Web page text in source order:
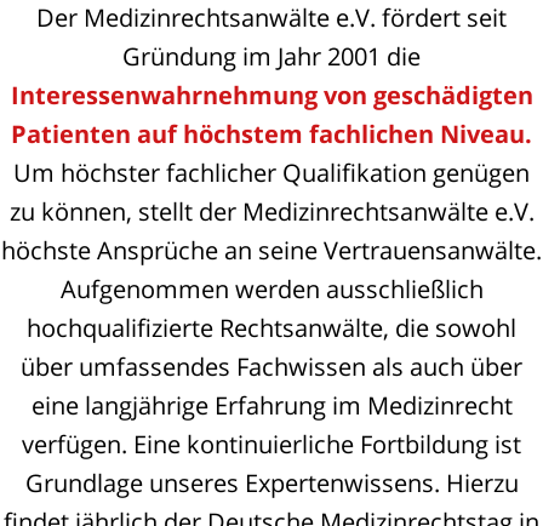
Der Medizinrechtsanwälte e.V. fördert seit
Gründung im Jahr 2001 die
Interessenwahrnehmung von geschädigten
Patienten auf höchstem fachlichen Niveau.
Um höchster fachlicher Qualifikation genügen
zu können, stellt der Medizinrechtsanwälte e.V.
höchste Ansprüche an seine Vertrauensanwälte.
Aufgenommen werden ausschließlich
hochqualifizierte Rechtsanwälte, die sowohl
über umfassendes Fachwissen als auch über
eine langjährige Erfahrung im Medizinrecht
verfügen. Eine kontinuierliche Fortbildung ist
Grundlage unseres Expertenwissens. Hierzu